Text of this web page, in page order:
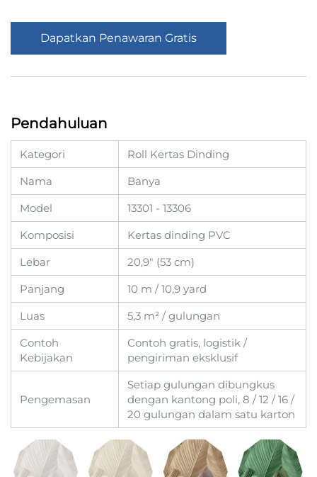
Dapatkan Penawaran Gratis
Pendahuluan
Kategori
Roll Kertas Dinding
Nama
Banya
Model
13301 - 13306
Komposisi
Kertas dinding PVC
Lebar
20,9" (53 cm)
Panjang
10 m / 10,9 yard
Luas
5,3 m² / gulungan
Contoh
Kebijakan
Contoh gratis, logistik /
pengiriman eksklusif
Pengemasan
Setiap gulungan dibungkus
dengan kantong poli, 8 / 12 / 16 /
20 gulungan dalam satu karton